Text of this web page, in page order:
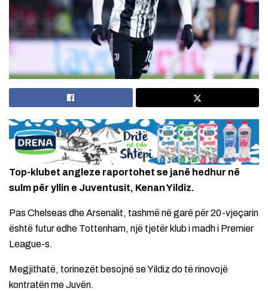
Top-klubet angleze raportohet se janë hedhur në
sulm për yllin e Juventusit, Kenan Yildiz.
Pas Chelseas dhe Arsenalit, tashmë në garë për 20-vjeçarin
është futur edhe Tottenham, një tjetër klub i madh i Premier
League-s.
Megjithatë, torinezët besojnë se Yildiz do të rinovojë
kontratën me Juvën.